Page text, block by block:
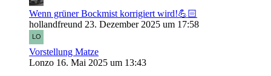
Wenn grüner Bockmist korrigiert wird!💪🏻
hollandfreund 23. Dezember 2025 um 17:58
Vorstellung Matze
Lonzo 16. Mai 2025 um 13:43